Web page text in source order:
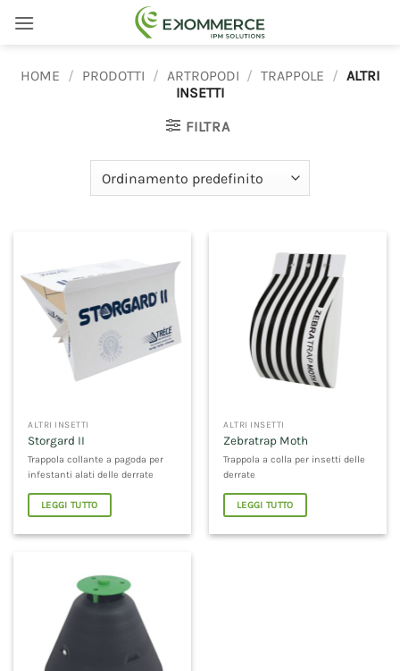
HOME / PRODOTTI / ARTROPODI / TRAPPOLE / ALTRI
INSETTI
FILTRA
ALTRI INSETTI
Storgard II
Trappola collante a pagoda per
infestanti alati delle derrate
LEGGI TUTTO
ALTRI INSETTI
Zebratrap Moth
Trappola a colla per insetti delle
derrate
LEGGI TUTTO